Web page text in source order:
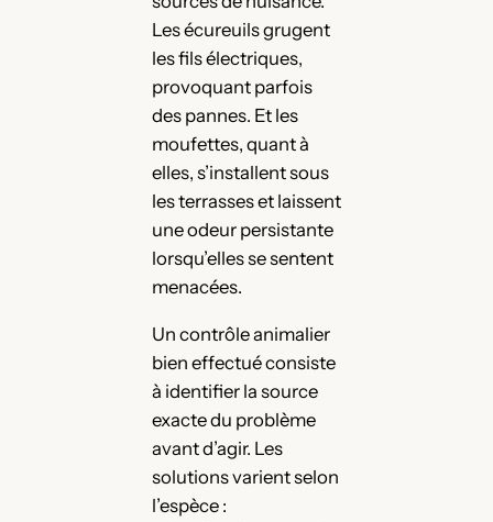
Les écureuils grugent
les fils électriques,
provoquant parfois
des pannes. Et les
moufettes, quant à
elles, s’installent sous
les terrasses et laissent
une odeur persistante
lorsqu’elles se sentent
menacées.
Un contrôle animalier
bien effectué consiste
à identifier la source
exacte du problème
avant d’agir. Les
solutions varient selon
l’espèce :